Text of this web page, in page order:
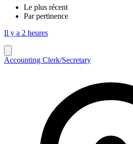
Le plus récent
Par pertinence
Il y a 2 heures
Accounting Clerk/Secretary